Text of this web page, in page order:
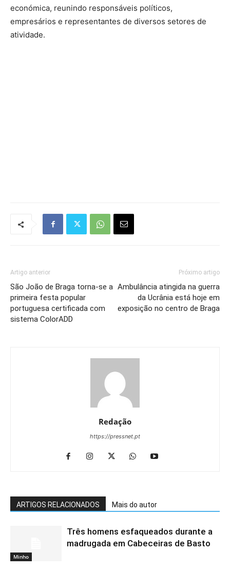
económica, reunindo responsáveis políticos,
empresários e representantes de diversos setores de
atividade.
Artigo anterior
São João de Braga torna-se a
primeira festa popular
portuguesa certificada com
sistema ColorADD
Próximo artigo
Ambulância atingida na guerra
da Ucrânia está hoje em
exposição no centro de Braga
Redação
https://pressnet.pt
ARTIGOS RELACIONADOS Mais do autor
Minho
Três homens esfaqueados durante a
madrugada em Cabeceiras de Basto